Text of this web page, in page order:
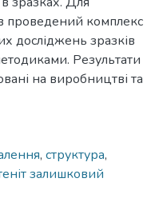
проведений комплекс
досліджень зразків
Результати
на виробництві та
, структура,
залишковий